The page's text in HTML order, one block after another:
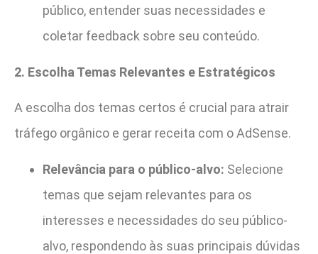
público, entender suas necessidades e
coletar feedback sobre seu conteúdo.
2. Escolha Temas Relevantes e Estratégicos
A escolha dos temas certos é crucial para atrair
tráfego orgânico e gerar receita com o AdSense.
Relevância para o público-alvo: Selecione
temas que sejam relevantes para os
interesses e necessidades do seu público-
alvo, respondendo às suas principais dúvidas